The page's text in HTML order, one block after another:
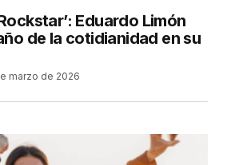
Eduardo Limón
de la cotidianidad en su
marzo de 2026